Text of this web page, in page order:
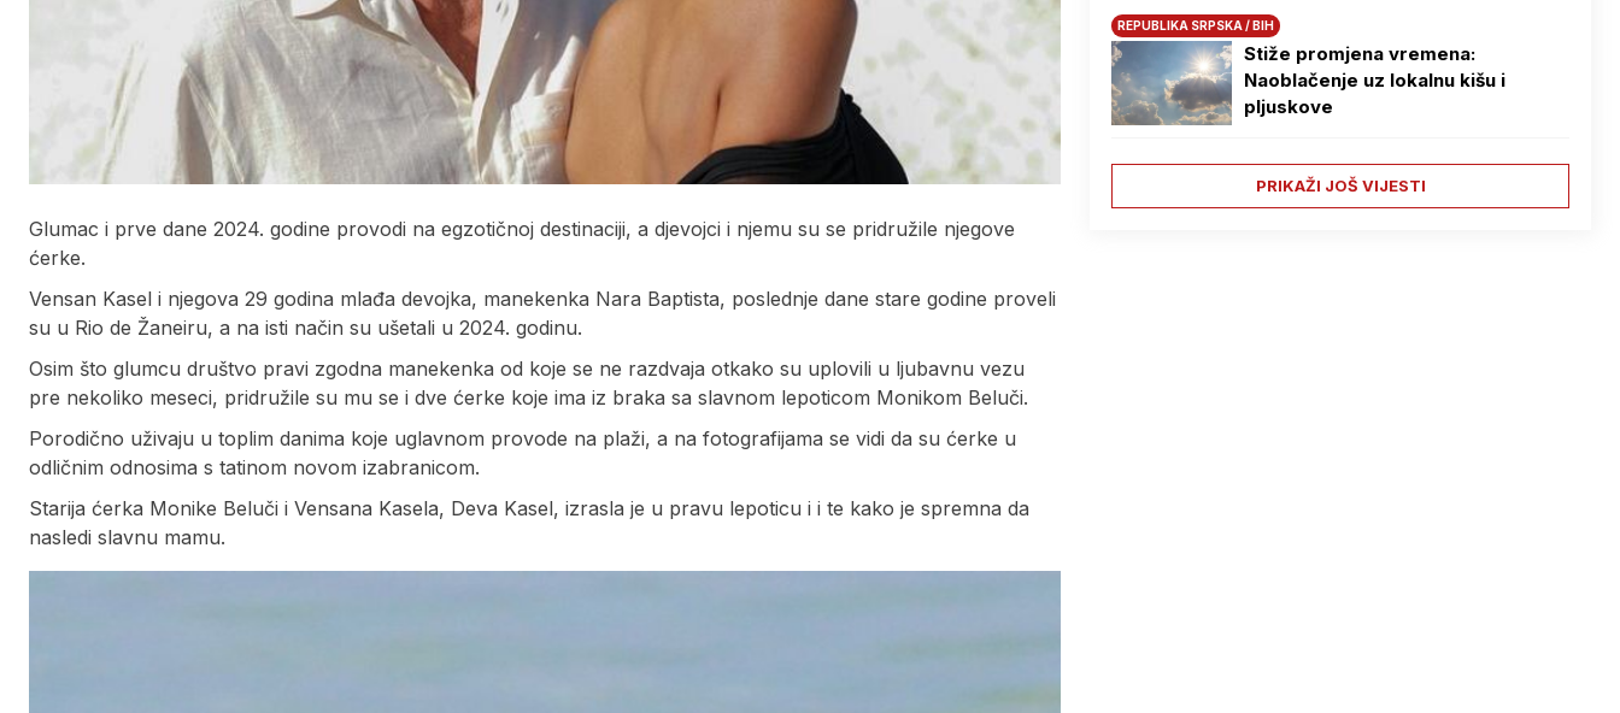
Glumac i prve dane 2024. godine provodi na egzotičnoj destinaciji, a djevojci i njemu su se pridružile njegove
ćerke.
Vensan Kasel i njegova 29 godina mlađa devojka, manekenka Nara Baptista, poslednje dane stare godine proveli
su u Rio de Žaneiru, a na isti način su ušetali u 2024. godinu.
Osim što glumcu društvo pravi zgodna manekenka od koje se ne razdvaja otkako su uplovili u ljubavnu vezu
pre nekoliko meseci, pridružile su mu se i dve ćerke koje ima iz braka sa slavnom lepoticom Monikom Beluči.
Porodično uživaju u toplim danima koje uglavnom provode na plaži, a na fotografijama se vidi da su ćerke u
odličnim odnosima s tatinom novom izabranicom.
Starija ćerka Monike Beluči i Vensana Kasela, Deva Kasel, izrasla je u pravu lepoticu i i te kako je spremna da
nasledi slavnu mamu.
REPUBLIKA SRPSKA / BIH
Stiže promjena vremena:
Naoblačenje uz lokalnu kišu i
pljuskove
PRIKAŽI JOŠ VIJESTI